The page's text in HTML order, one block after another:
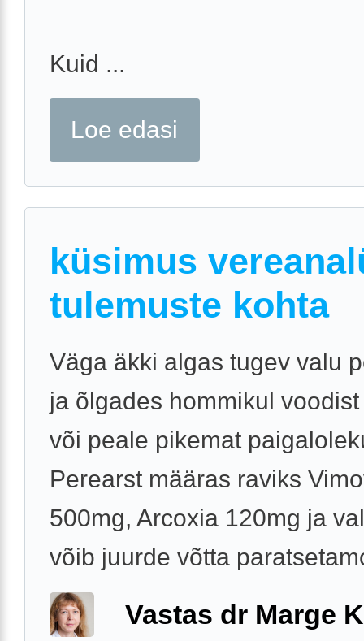
Kuid ...
Loe edasi
küsimus
tulemuste kohta
Väga äkki algas tugev valu
ja õlgades hommikul
või peale pikemat
Perearst määras raviks
500mg, Arcoxia 120mg ja
võib juurde võtta
Vastas dr Marge